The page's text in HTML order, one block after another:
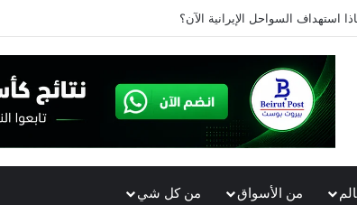
استهداف السواحل الإيرانية الآن؟
من الأسواق من كل شي